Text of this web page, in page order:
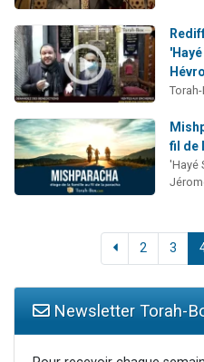
fil de
'Hayé
2 3
Newsletter Torah-